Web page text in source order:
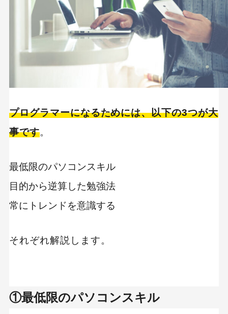
プログラマーになるためには、以下の3つが大
事です。
最低限のパソコンスキル
目的から逆算した勉強法
常にトレンドを意識する
それぞれ解説します。
①最低限のパソコンスキル